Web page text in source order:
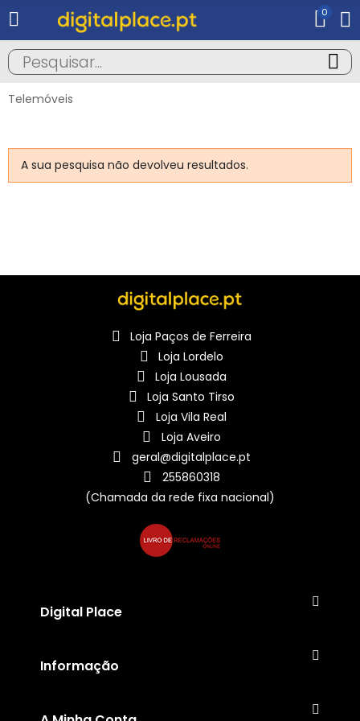
0
Telemóveis
A sua pesquisa não devolveu resultados.
Loja Paços de Ferreira
Loja Lordelo
Loja Lousada
Loja Santo Tirso
Loja Vila Real
Loja Aveiro
geral@digitalplace.pt
255860318
(Chamada da rede fixa nacional)
Digital Place
Informação